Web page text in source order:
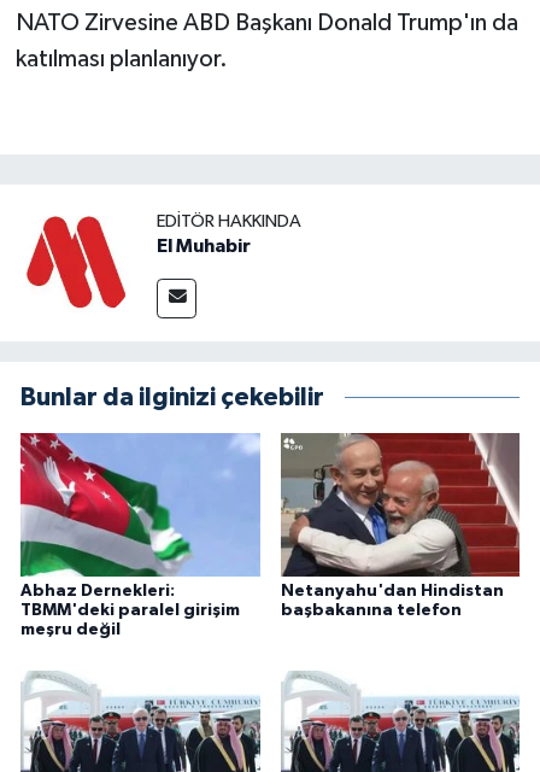
NATO Zirvesine ABD Başkanı Donald Trump'ın da
katılması planlanıyor.
EDITÖR HAKKINDA
El Muhabir
Bunlar da ilginizi çekebilir
Abhaz Dernekleri:
TBMM'deki paralel girişim
meşru değil
Netanyahu'dan Hindistan
başbakanına telefon